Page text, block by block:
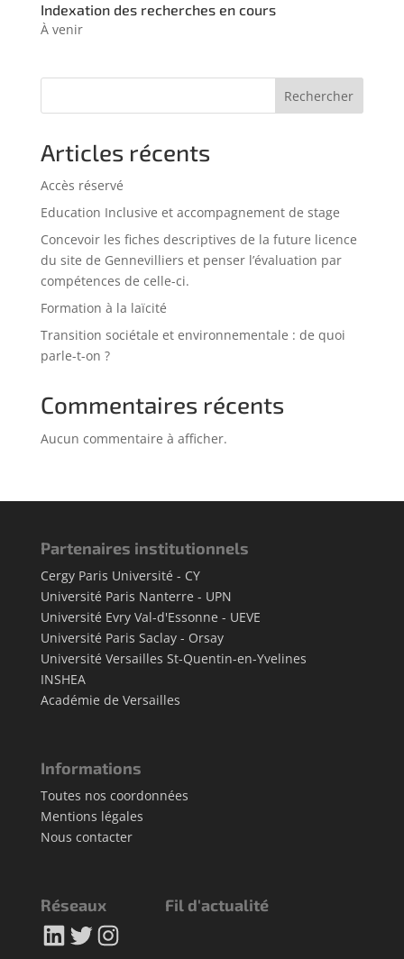
Indexation des recherches en cours
À venir
Rechercher
Articles récents
Accès réservé
Education Inclusive et accompagnement de stage
Concevoir les fiches descriptives de la future licence
du site de Gennevilliers et penser l’évaluation par
compétences de celle-ci.
Formation à la laïcité
Transition sociétale et environnementale : de quoi
parle-t-on ?
Commentaires récents
Aucun commentaire à afficher.
Partenaires institutionnels
Cergy Paris Université - CY
Université Paris Nanterre - UPN
Université Evry Val-d'Essonne - UEVE
Université Paris Saclay - Orsay
Université Versailles St-Quentin-en-Yvelines
INSHEA
Académie de Versailles
Informations
Toutes nos coordonnées
Mentions légales
Nous contacter
Réseaux
LinkedIn
TwitterInstagram
Fil d'actualité